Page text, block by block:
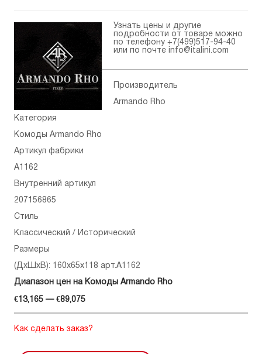
Узнать цены и другие
подробности от товаре можно
по телефону +7(499)517-94-40
или по почте
info@italini.com
Производитель
Armando Rho
Категория
Комоды Armando Rho
Артикул фабрики
A1162
Внутренний артикул
207156865
Стиль
Классический / Исторический
Размеры
(ДхШхВ): 160x65x118 арт.A1162
Диапазон цен на Комоды Armando Rho
€13,165 — €89,075
Как сделать заказ?